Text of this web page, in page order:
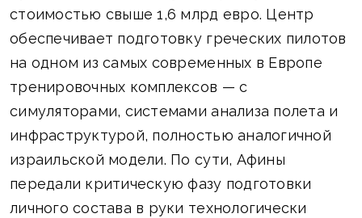
стоимостью свыше 1,6 млрд евро. Центр
обеспечивает подготовку греческих пилотов
на одном из самых современных в Европе
тренировочных комплексов — с
симуляторами, системами анализа полета и
инфраструктурой, полностью аналогичной
израильской модели. По сути, Афины
передали критическую фазу подготовки
личного состава в руки технологически